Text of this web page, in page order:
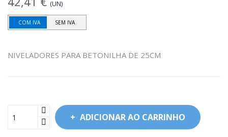
(UN)
COM IVA SEM IVA
NIVELADORES PARA BETONILHA DE 25CM
ADICIONAR AO CARRINHO